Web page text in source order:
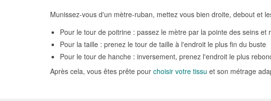
Munissez-vous d'un mètre-ruban, mettez vous bien droite, debout et
Pour le tour de poitrine : passez le mètre par la pointe des seins
Pour la taille : prenez le tour de taille à l'endroit le plus fin du buste
Pour le tour de hanche : inversement, prenez l'endroit le plus
Après cela, vous êtes prête pour choisir votre tissu et son métrage